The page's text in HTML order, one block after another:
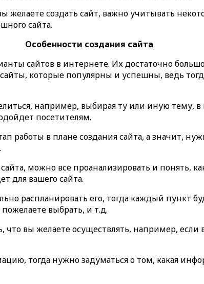
создать сайт, важно учитывать
сайта.
Особенности создания сайта
сайтов в интернете. Их достаточно
которые популярны и успешны, ведь
например, выбирая ту или иную тему,
посетителям.
работы в плане создания сайта, а значит,
можно все проанализировать и понять,
для вашего сайта.
распланировать его, тогда каждый
выбрать, и т.д.
вы желаете осуществлять, например,
тогда нужно задуматься о том, какая